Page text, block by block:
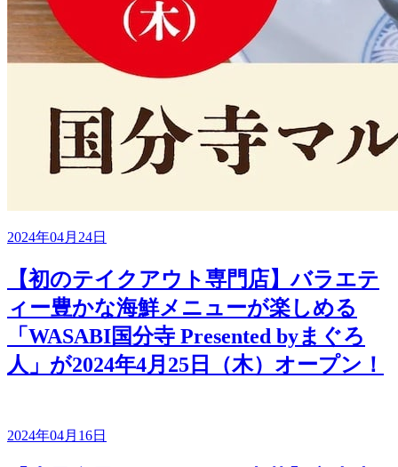
2024年04月24日
【初のテイクアウト専門店】バラエテ
ィー豊かな海鮮メニューが楽しめる
「WASABI国分寺 Presented byまぐろ
人」が2024年4月25日（木）オープン！
2024年04月16日